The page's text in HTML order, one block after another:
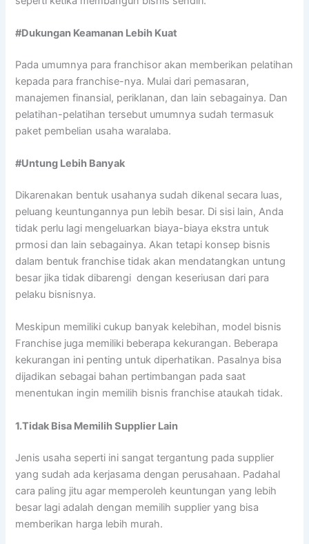
#Dukungan Keamanan Lebih Kuat
Pada umumnya para franchisor akan memberikan pelatihan
kepada para franchise-nya. Mulai dari pemasaran,
manajemen finansial, periklanan, dan lain sebagainya. Dan
pelatihan-pelatihan tersebut umumnya sudah termasuk
paket pembelian usaha waralaba.
#Untung Lebih Banyak
Dikarenakan bentuk usahanya sudah dikenal secara luas,
peluang keuntungannya pun lebih besar. Di sisi lain, Anda
tidak perlu lagi mengeluarkan biaya-biaya ekstra untuk
prmosi dan lain sebagainya. Akan tetapi konsep bisnis
dalam bentuk franchise tidak akan mendatangkan untung
besar jika tidak dibarengi dengan keseriusan dari para
pelaku bisnisnya.
Meskipun memiliki cukup banyak kelebihan, model bisnis
Franchise juga memiliki beberapa kekurangan. Beberapa
kekurangan ini penting untuk diperhatikan. Pasalnya bisa
dijadikan sebagai bahan pertimbangan pada saat
menentukan ingin memilih bisnis franchise ataukah tidak.
1.Tidak Bisa Memilih Supplier Lain
Jenis usaha seperti ini sangat tergantung pada supplier
yang sudah ada kerjasama dengan perusahaan. Padahal
cara paling jitu agar memperoleh keuntungan yang lebih
besar lagi adalah dengan memilih supplier yang bisa
memberikan harga lebih murah.